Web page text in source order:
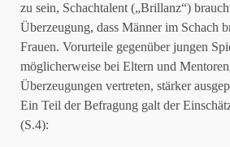
zu sein, Schachtalent („Brillanz“)
Überzeugung, dass Männer im Schach
Frauen. Vorurteile gegenüber jungen
möglicherweise bei Eltern und
Überzeugungen vertreten, stärker
Ein Teil der Befragung galt der
(S.4):